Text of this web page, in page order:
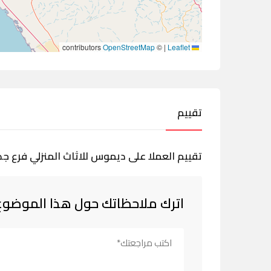
|
©
OpenStreetMap
تقييم
تقييم العملا على ديموس للاثاث المنزلي فرع
اترك ملاحظاتك حول هذا